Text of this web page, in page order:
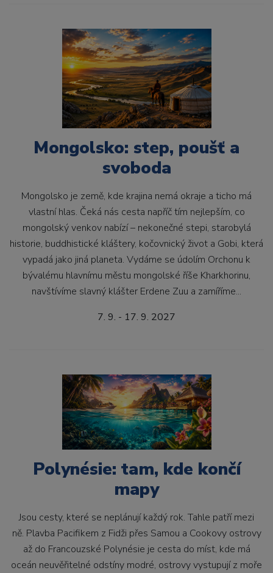
Mongolsko: step, poušť a
svoboda
Mongolsko je země, kde krajina nemá okraje a ticho má
vlastní hlas. Čeká nás cesta napříč tím nejlepším, co
mongolský venkov nabízí – nekonečné stepi, starobylá
historie, buddhistické kláštery, kočovnický život a Gobi, která
vypadá jako jiná planeta. Vydáme se údolím Orchonu k
bývalému hlavnímu městu mongolské říše Kharkhorinu,
navštívíme slavný klášter Erdene Zuu a zamíříme...
7. 9. - 17. 9. 2027
Polynésie: tam, kde končí
mapy
Jsou cesty, které se neplánují každý rok. Tahle patří mezi
ně. Plavba Pacifikem z Fidži přes Samou a Cookovy ostrovy
až do Francouzské Polynésie je cesta do míst, kde má
oceán neuvěřitelné odstíny modré, ostrovy vystupují z moře